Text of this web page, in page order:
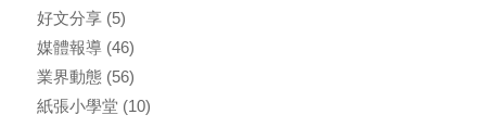
好文分享(5)
媒體報導(46)
業界動態(56)
紙張小學堂 (10)